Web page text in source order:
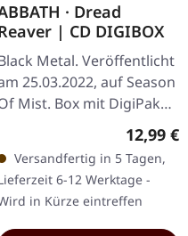
· Dread
| CD DIGIBOX
Metal. Veröffentlicht
25.03.2022, auf Season
Mist. Box mit DigiPak
CD mit Bonus-Track,
Flagge und Schlüsselring.
kehrt mit seinem…
12,99 €
Versandfertig in 5 Tagen,
6-12 Werktage -
in Kürze eintreffen